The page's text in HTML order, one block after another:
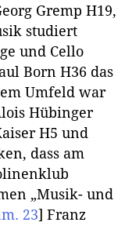
Gremp H19,
studiert
und Cello
Born H36 das
Umfeld war
Hübinger
H5 und
dass am
„Musik- und
23] Franz